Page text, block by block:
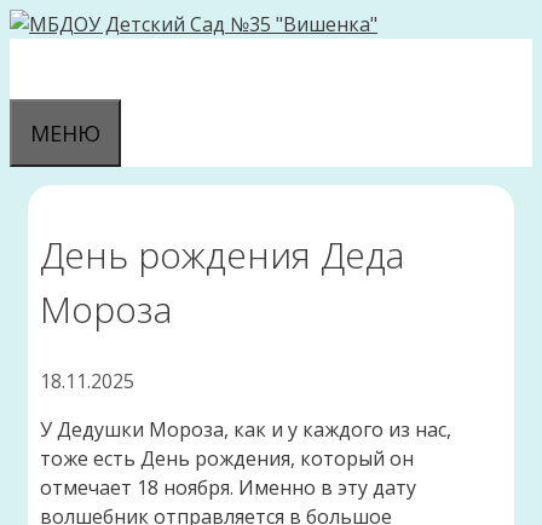
Перейти
МЕНЮ
День рождения Деда
Мороза
18.11.2025
У Дедушки Мороза, как и у каждого из нас,
тоже есть День рождения, который он
отмечает 18 ноября. Именно в эту дату
волшебник отправляется в большое